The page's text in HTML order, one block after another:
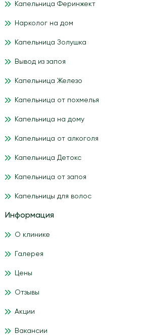
Капельница Феринжект
Нарколог на дом
Капельница Золушка
Вывод из запоя
Капельница Железо
Капельница от похмелья
Капельница на дому
Капельница от алкоголя
Капельница Детокс
Капельница от запоя
Капельницы для волос
Информация
О клинике
Галерея
Цены
Отзывы
Акции
Вакансии